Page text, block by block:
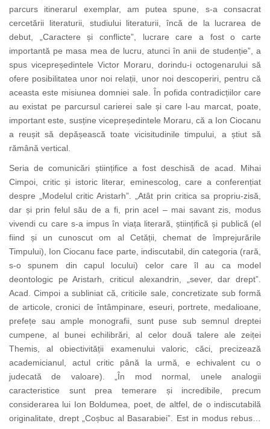
parcurs itinerarul exemplar, am putea spune, s-a consacrat
cercetării literaturii, studiului literaturii, încă de la lucrarea de
debut, „Caractere și conflicte”, lucrare care a fost o carte
importantă pe masa mea de lucru, atunci în anii de studenție”, a
spus vicepreședintele Victor Moraru, dorindu-i octogenarului să
ofere posibilitatea unor noi relații, unor noi descoperiri, pentru că
aceasta este misiunea domniei sale. În pofida contradicțiilor care
au existat pe parcursul carierei sale și care l-au marcat, poate,
important este, susține vicepreședintele Moraru, că a Ion Ciocanu
a reușit să depășească toate vicisitudinile timpului, a știut să
rămână vertical.
Seria de comunicări științifice a fost deschisă de acad. Mihai
Cimpoi, critic și istoric literar, eminescolog, care a conferențiat
despre „Modelul critic Aristarh”. „Atât prin critica sa propriu-zisă,
dar și prin felul său de a fi, prin acel – mai savant zis, modus
vivendi cu care s-a impus în viața literară, științifică și publică (el
fiind și un cunoscut om al Cetății, chemat de împrejurările
Timpului), Ion Ciocanu face parte, indiscutabil, din categoria (rară,
s-o spunem din capul locului) celor care îl au ca model
deontologic pe Aristarh, criticul alexandrin, „sever, dar drept”.
Acad. Cimpoi a subliniat că, criticile sale, concretizate sub formă
de articole, cronici de întâmpinare, eseuri, portrete, medalioane,
prefețe sau ample monografii, sunt puse sub semnul dreptei
cumpene, al bunei echilibrări, al celor două talere ale zeiței
Themis, al obiectivității examenului valoric, căci, precizează
academicianul, actul critic până la urmă, e echivalent cu o
judecată de valoare). „În mod normal, unele analogii
caracteristice sunt prea temerare și incredibile, precum
considerarea lui Ion Boldumea, poet, de altfel, de o indiscutabilă
originalitate, drept „Coșbuc al Basarabiei”. Est in modus rebus…